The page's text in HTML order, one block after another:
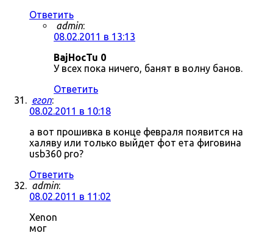
Ответить
admin:
08.02.2011 в 13:13
BajHocTu 0
У всех пока ничего, банят в волну банов.
Ответить
егоп:
08.02.2011 в 10:18
а вот прошивка в конце февраля появится на
халяву или только выйдет фот ета фиговина
usb360 pro?
Ответить
admin:
08.02.2011 в 11:02
Xenon
мог